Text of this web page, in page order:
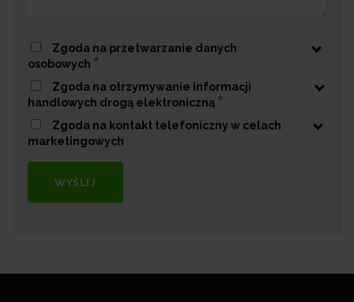
Zgoda na przetwarzanie danych
osobowych *
Zgoda na otrzymywanie informacji
handlowych drogą elektroniczną *
Zgoda na kontakt telefoniczny w celach
marketingowych
WYŚLIJ